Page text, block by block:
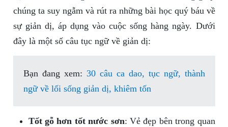
chúng ta suy ngẫm và rút ra những bài học quý báu về
sự giản dị, áp dụng vào cuộc sống hàng ngày. Dưới
đây là một số câu tục ngữ về giản dị:
Bạn đang xem: 30 câu ca dao, tục ngữ, thành
ngữ về lối sống giản dị, khiêm tốn
Tốt gỗ hơn tốt nước sơn: Vẻ đẹp bên trong quan